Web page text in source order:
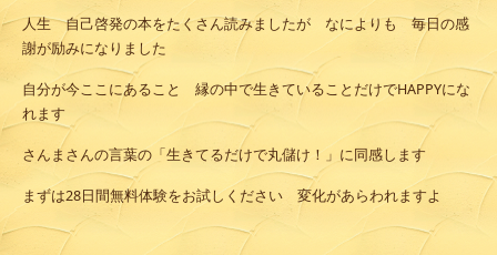
人生 自己啓発の本をたくさん読みましたが なによりも 毎日の感
謝が励みになりました
自分が今ここにあること 縁の中で生きていることだけでHAPPYにな
れます
さんまさんの言葉の「生きてるだけで丸儲け！」に同感します
まずは28日間無料体験をお試しください 変化があらわれますよ